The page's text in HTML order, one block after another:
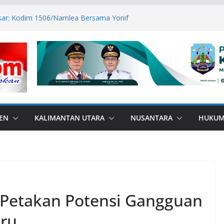
Kodim 1506/Namlea Bersama Yonif
Canangkan BSPS 2026, 916
Dapat Bantuan
di Perbatasan, Bupati Nunukan
Bullying
ASN Tetap Dibayarkan
RI–Malaysia Pulau Sebatik
KALIMANTAN UTARA NUSANTARA
Potensi Gangguan